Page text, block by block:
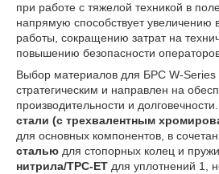
при работе с тяжелой техникой в
напрямую способствует увеличению
работы, сокращению затрат на
повышению безопасности
Выбор материалов для БРС W-Series
стратегическим и направлен на
производительности и
стали (с трехвалентным
для основных компонентов, в
сталью для стопорных колец и
нитрила/TPC-ET для уплотнений 1,